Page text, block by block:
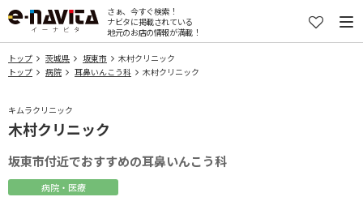
さぁ、今すぐ検索！
ナビタに掲載されている
地元のお店の情報が満載！
トップ 茨城県 坂東市
木村クリニック
トップ
病院 耳鼻いんこう科 木村クリニック
キムラクリニック
木村クリニック
坂東市付近でおすすめの耳鼻いんこう科
病院・医療